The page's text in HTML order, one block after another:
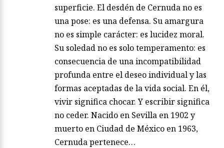
superficie. El desdén de Cernuda no es
una pose: es una defensa. Su amargura
no es simple carácter: es lucidez moral.
Su soledad no es solo temperamento: es
consecuencia de una incompatibilidad
profunda entre el deseo individual y las
formas aceptadas de la vida social. En él,
vivir significa chocar. Y escribir significa
no ceder. Nacido en Sevilla en 1902 y
muerto en Ciudad de México en 1963,
Cernuda pertenece…